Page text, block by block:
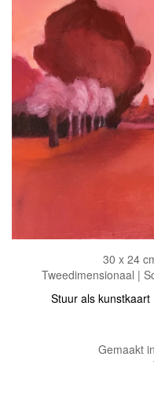
30 x 24
Tweedimensionaal |
Stuur als kunstkaart
Gemaakt